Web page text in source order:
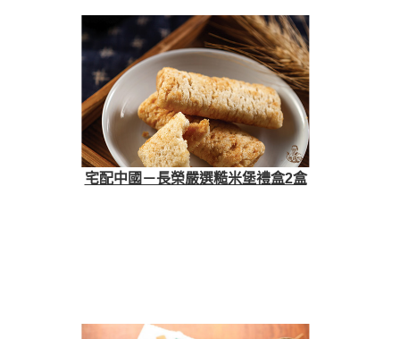
宅配中國－長榮嚴選糙米堡禮盒2盒